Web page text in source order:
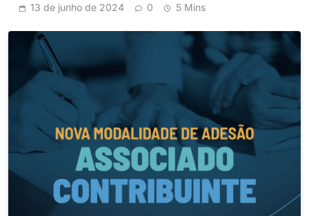
13 de junho de 2024 0 5 Mins